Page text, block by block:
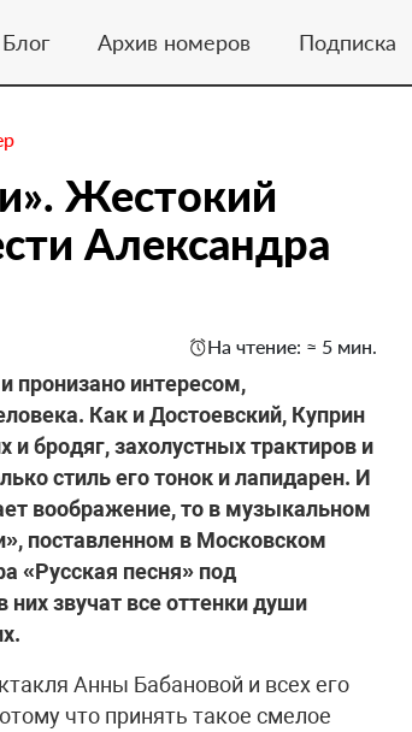
Блог Архив номеров Подписка
Жестокий
Александра
На чтение: ≈ 5 мин.
пронизано интересом,
Как и Достоевский, Куприн
бродяг, захолустных трактиров и
стиль его тонок и лапидарен. И
воображение, то в музыкальном
поставленном в Московском
«Русская песня» под
звучат все оттенки души
Анны Бабановой и всех его
что принять такое смелое